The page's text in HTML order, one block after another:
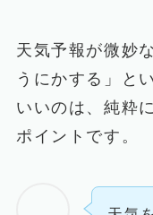
天気予報が微妙
うにかする」と
いいのは、純粋
ポイントです。